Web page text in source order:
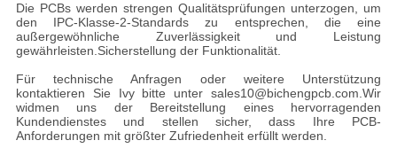
Die PCBs werden strengen Qualitätsprüfungen unterzogen, um
den IPC-Klasse-2-Standards zu entsprechen, die eine
außergewöhnliche Zuverlässigkeit und Leistung
gewährleisten.Sicherstellung der Funktionalität.
Für technische Anfragen oder weitere Unterstützung
kontaktieren Sie Ivy bitte unter sales10@bichengpcb.com.Wir
widmen uns der Bereitstellung eines hervorragenden
Kundendienstes und stellen sicher, dass Ihre PCB-
Anforderungen mit größter Zufriedenheit erfüllt werden.